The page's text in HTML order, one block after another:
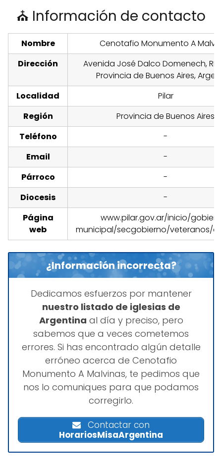
⛪ Información de contacto
Nombre
Cenotafio Monumento A
Dirección
Avenida José Dalco Domenech,
Provincia de Buenos Aires,
Localidad
Pilar
Región
Provincia de Buenos Aires
Teléfono
-
Email
-
Párroco
-
Diocesis
-
Página
web
www.pilar.gov.ar/inicio/
municipal/secgobierno/veteranos/
¿Información incorrecta?
Dedicamos esfuerzos por mantener
nuestro listado de iglesias de
Argentina al día y preciso, pero
sabemos que a veces cometemos
errores. Si has encontrado algún detalle
erróneo acerca de Cenotafio
Monumento A Malvinas, te pedimos que
nos lo comuniques para que podamos
corregirlo.
Contactar con
HorariosMisaArgentina